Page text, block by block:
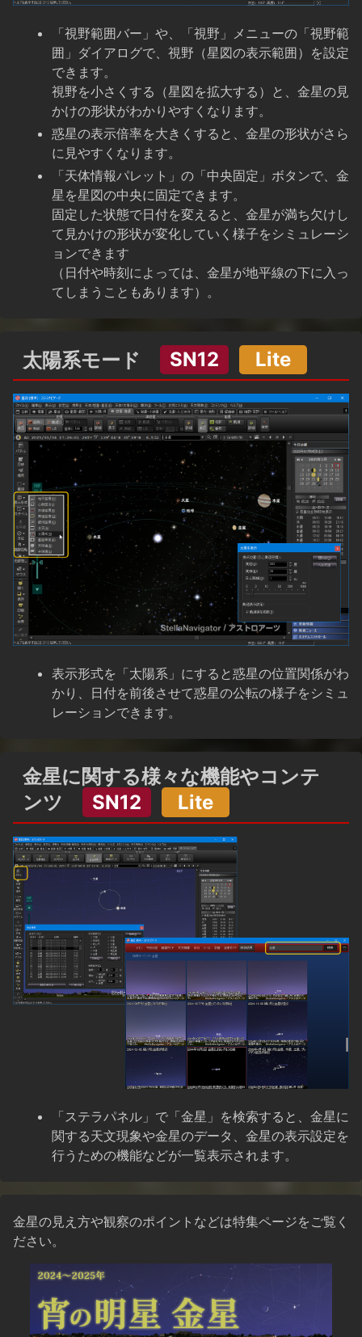
「視野範囲バー」や、「視野」メニューの「視野範
囲」ダイアログで、視野（星図の表示範囲）を設定
できます。
視野を小さくする（星図を拡大する）と、金星の見
かけの形状がわかりやすくなります。
惑星の表示倍率を大きくすると、金星の形状がさら
に見やすくなります。
「天体情報パレット」の「中央固定」ボタンで、金
星を星図の中央に固定できます。
固定した状態で日付を変えると、金星が満ち欠けし
て見かけの形状が変化していく様子をシミュレーシ
ョンできます
（日付や時刻によっては、金星が地平線の下に入っ
てしまうこともあります）。
太陽系モード SN12 Lite
表示形式を「太陽系」にすると惑星の位置関係がわ
かり、日付を前後させて惑星の公転の様子をシミュ
レーションできます。
金星に関する様々な機能やコンテ
ンツ
SN12 Lite
「ステラパネル」で「金星」を検索すると、金星に
関する天文現象や金星のデータ、金星の表示設定を
行うための機能などが一覧表示されます。
金星の見え方や観察のポイントなどは特集ページをご覧く
ださい。